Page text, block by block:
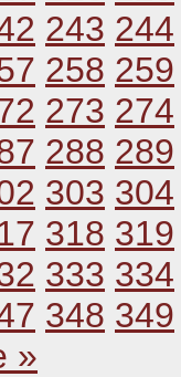
243 244
258 259
273 274
288 289
303 304
318 319
333 334
348 349
»